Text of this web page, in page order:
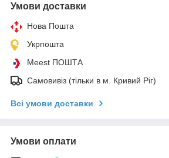
Умови доставки
Нова Пошта
Укрпошта
Meest ПОШТА
Самовивіз (тільки в м. Кривий Ріг)
Всі умови доставки
Умови оплати